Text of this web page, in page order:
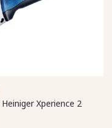
Xperience 2